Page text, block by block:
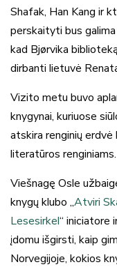
Shafak, Han Kang ir
perskaityti bus
kad Bjørvika
dirbanti lietuvė
Vizito metu buvo
knygynai, kuriuose
atskira renginių
literatūros renginiams.
Viešnagę Osle
knygų klubo „Atviri
Lesesirkel“ iniciatore
įdomu išgirsti, kaip
Norvegijoje, kokios